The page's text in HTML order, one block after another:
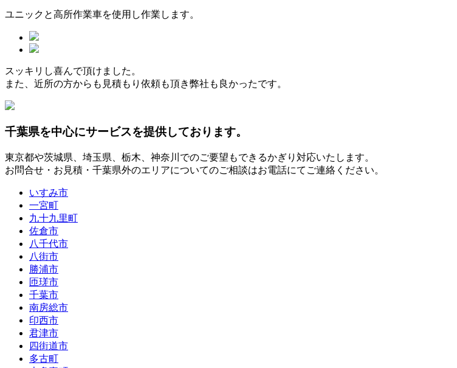
ユニックと高所作業車を使用し作業します。
スッキリし喜んで頂けました。
また、近所の方からも見積もり依頼も頂き弊社も良かったです。
千葉県を中心にサービスを提供しております。
東京都や茨城県 埼玉県 栃木 神奈川 でのご要望もできるかぎり対応いたします。
お問合せ・お見積・千葉県外のエリアについてのご相談はお電話にてご連絡ください。
いすみ市
一宮町
九十九里町
佐倉市
八千代市
八街市
勝浦市
匝瑳市
千葉市
南房総市
印西市
君津市
四街道市
多古町